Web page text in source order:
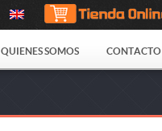
QUIENES SOMOS CONTACTO